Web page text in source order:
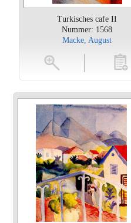
Turkisches cafe II
Nummer: 1568
Macke, August
toevoegen